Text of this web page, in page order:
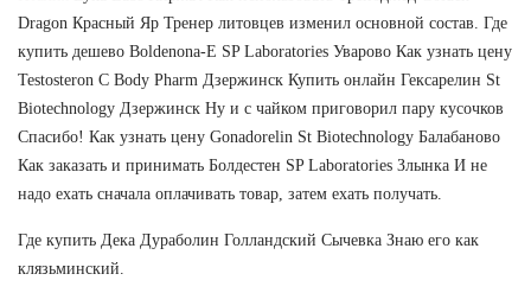
Dragon Красный Яр Тренер литовцев изменил основной состав. Где
купить дешево Boldenona-E SP Laboratories Уварово Как узнать цену
Testosteron C Body Pharm Дзержинск Купить онлайн Гексарелин St
Biotechnology Дзержинск Ну и с чайком приговорил пару кусочков
Спасибо! Как узнать цену Gonadorelin St Biotechnology Балабаново
Как заказать и принимать Болдестен SP Laboratories Злынка И не
надо ехать сначала оплачивать товар, затем ехать получать.
Где купить Дека Дураболин Голландский Сычевка Знаю его как
клязьминский.